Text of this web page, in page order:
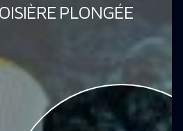
PLONGÉE